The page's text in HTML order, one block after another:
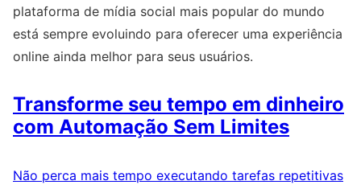
plataforma de mídia social mais popular do mundo
está sempre evoluindo para oferecer uma experiência
online ainda melhor para seus usuários.
Transforme seu tempo em dinheiro
com Automação Sem Limites
Não perca mais tempo executando tarefas repetitivas